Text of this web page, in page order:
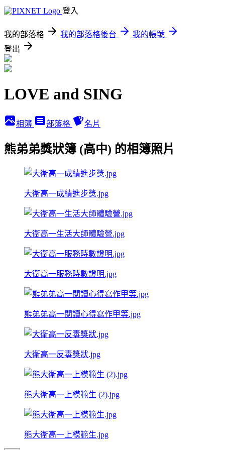
登入
我的部落格 我的部落格後台
我的帳號
登出
LOVE and SING
相簿 部落格 名片
熊弟弟獎狀簿 (高中) 的相簿照片
大衛高一成績進步獎.jpg
大衛高一生活大師體驗營.jpg
大衛高一服務時數證明.jpg
熊弟弟高一閱讀心得寫作甲等.jpg
大衛高一反毒獎狀.jpg
熊大衛高一上模範生 (2).jpg
熊大衛高一上模範生.jpg